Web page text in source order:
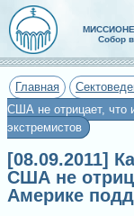
Собор
Главная
США не отрицает, что
экстремистов
[08.09.2011]
США не
Америке